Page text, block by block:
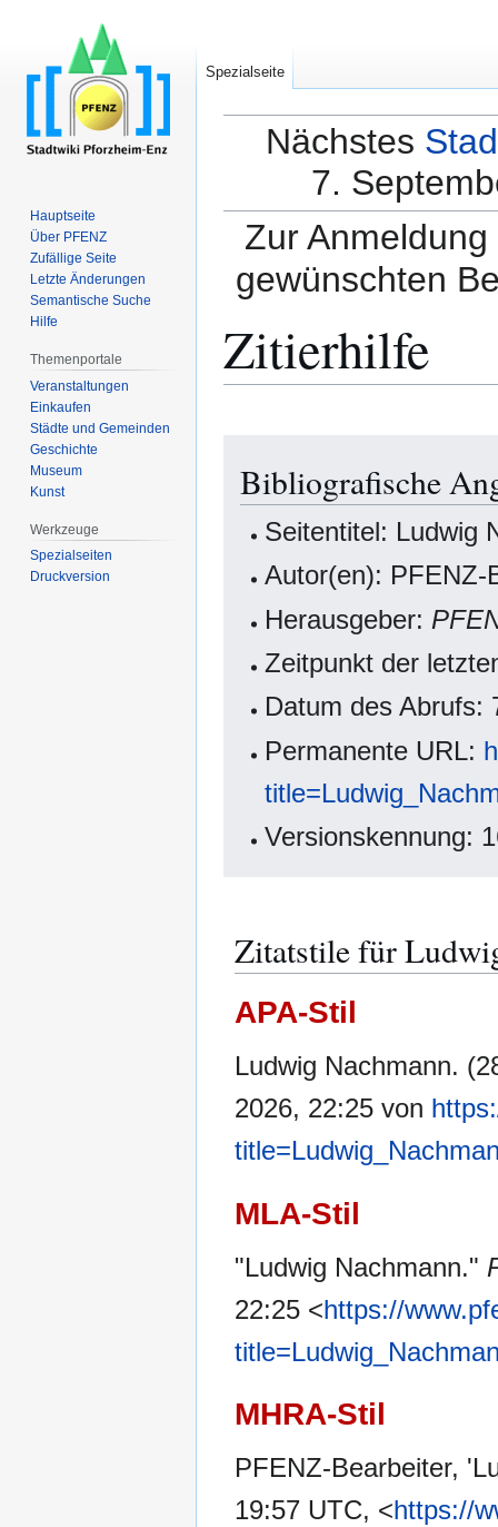
Nächstes
7.
Zur
gewünschten
Zitierhilfe
Navigation
springen
Suche
springen
Bibliografische
Seitentitel: Ludwig
Autor(en): PFENZ-
Herausgeber:
Zeitpunkt der
Datum des Abrufs:
Permanente URL:
Versionskennung:
Zitatstile für
APA-Stil
Ludwig Nachmann.
2026, 22:25 von
MLA-Stil
"Ludwig Nachmann."
22:25 <https://
MHRA-Stil
PFENZ-Bearbeiter,
19:57 UTC, <https://
Spezialseite
Hauptseite
Über PFENZ
Zufällige Seite
Letzte Änderungen
Semantische Suche
Hilfe
Themenportale
Veranstaltungen
Einkaufen
Städte und Gemeinden
Geschichte
Museum
Kunst
Werkzeuge
Spezialseiten
Druckversion